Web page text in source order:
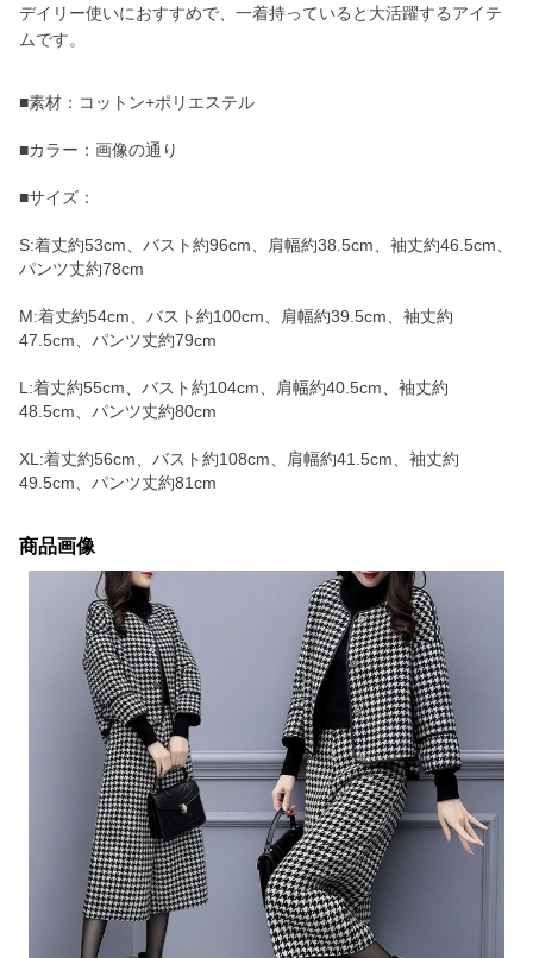
デイリー使いにおすすめで、一着持っていると大活躍するアイテ
ムです。
■素材：コットン+ポリエステル
■カラー：画像の通り
■サイズ：
S:着丈約53cm、バスト約96cm、肩幅約38.5cm、袖丈約46.5cm、
パンツ丈約78cm
M:着丈約54cm、バスト約100cm、肩幅約39.5cm、袖丈約
47.5cm、パンツ丈約79cm
L:着丈約55cm、バスト約104cm、肩幅約40.5cm、袖丈約
48.5cm、パンツ丈約80cm
XL:着丈約56cm、バスト約108cm、肩幅約41.5cm、袖丈約
49.5cm、パンツ丈約81cm
商品画像